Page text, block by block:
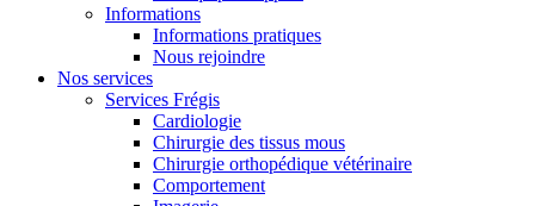
Informations
Informations pratiques
Nous rejoindre
Nos services
Services Frégis
Cardiologie
Chirurgie des tissus mous
Chirurgie orthopédique vétérinaire
Comportement